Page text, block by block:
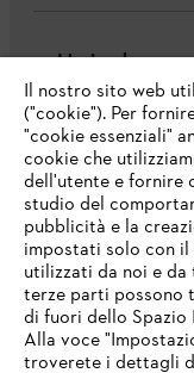
L'azienda
Domande
Assistenza
IHR
Il nostro sito web
("cookie"). Per
"cookie essenziali"
cookie che
dell'utente e fornire
studio del
pubblicità e la
impostati solo con il
utilizzati da noi e da
terze parti possono
di fuori dello Spazio
Alla voce
troverete i dettagli